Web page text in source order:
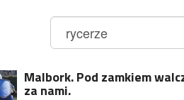
Malbork. Pod zamkiem
za nami.